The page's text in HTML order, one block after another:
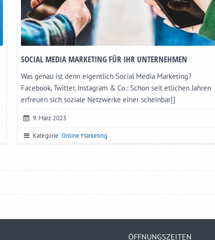
SOCIAL MEDIA MARKETING FÜR IHR UNTERNEHMEN
Was genau ist denn eigentlich Social Media Marketing?
Facebook, Twitter, Instagram & Co.: Schon seit etlichen Jahren
erfreuen sich soziale Netzwerke einer scheinbar[]
9. März 2023
Kategorie:Online Marketing
ÖFFNUNGSZEITEN